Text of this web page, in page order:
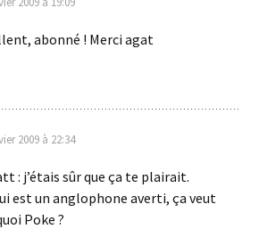
abonné ! Merci agat
2009 à 22:34
: j’étais sûr que ça te plairait.
est un anglophone averti, ça veut
Poke ?